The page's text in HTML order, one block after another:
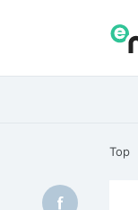
Top